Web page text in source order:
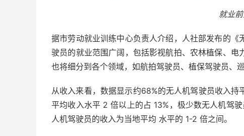
就业
据市劳动就业训练中心负责人介绍，人社部发布的
驶员的就业范围广阔，包括影视航拍、农林植保、
也将细分到各个领域，如航拍驾驶员、植保驾驶员、
从收入来看，数据显示约68%的无人机驾驶员收入
平均收入水平 2 倍以上的占 13%，极少数无人机驾
人机驾驶员的收入为当地平均 水平的 1-2 倍之间。